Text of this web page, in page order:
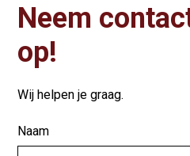
Neem
op!
Wij helpen je graag.
Naam